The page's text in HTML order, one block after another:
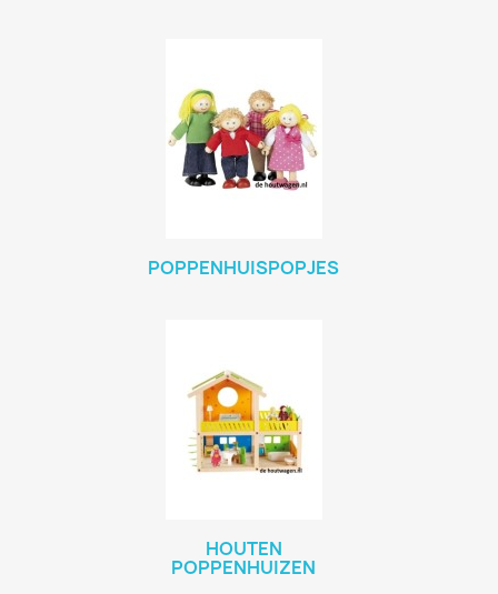
POPPENHUISPOPJES
HOUTEN
POPPENHUIZEN